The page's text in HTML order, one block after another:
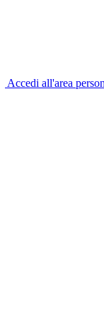
Accedi all'area